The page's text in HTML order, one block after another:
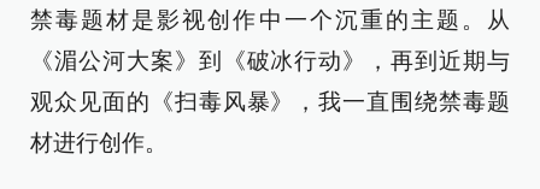
禁毒题材是影视创作中一个沉重的主题。从
《湄公河大案》到《破冰行动》，再到近期与
观众见面的《扫毒风暴》，我一直围绕禁毒题
材进行创作。